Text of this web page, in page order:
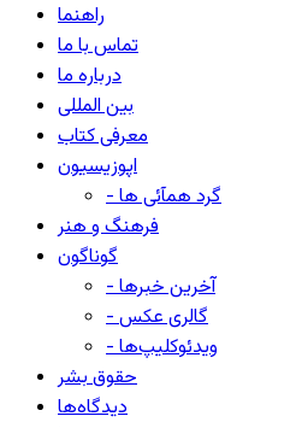
راهنما
تماس با ما
درباره ما
بین المللی
معرفی کتاب
اپوزیسیون
- گرد همآئی ها
فرهنگ و هنر
گوناگون
- آخرین خبرها
- گالری عکس
- ویدئوکلیپ‌ها
حقوق بشر
دیدگاه‌ها